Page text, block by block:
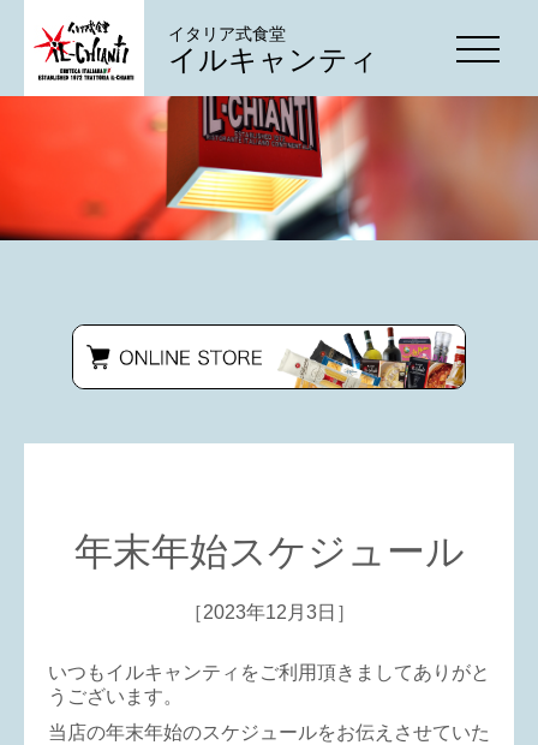
イタリア式食堂
イルキャンティ
年末年始スケジュール
［2023年12月3日］
いつもイルキャンティをご利用頂きましてありがと
うございます。
当店の年末年始のスケジュールをお伝えさせていた